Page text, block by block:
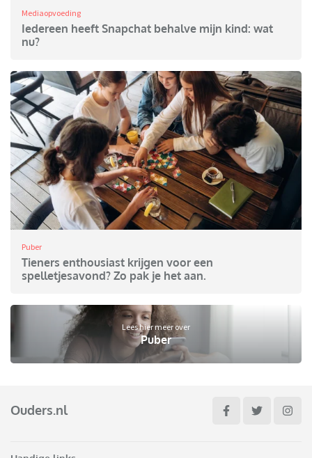
Mediaopvoeding
Iedereen heeft Snapchat behalve mijn kind: wat
nu?
Puber
Tieners enthousiast krijgen voor een
spelletjesavond? Zo pak je het aan.
Lees hier meer over
Puber
Ouders.nl